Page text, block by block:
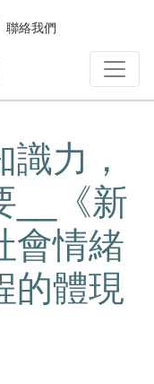
聯絡我們
識力，
__《新
會情緒
的體現